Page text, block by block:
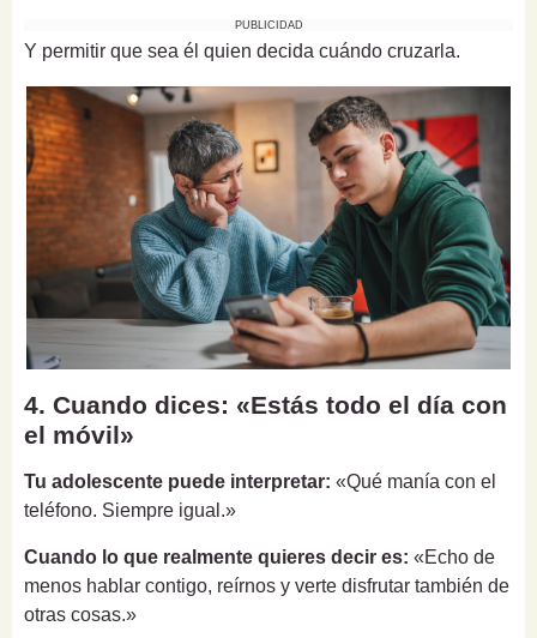
PUBLICIDAD
Y permitir que sea él quien decida cuándo cruzarla.
4. Cuando dices: «Estás todo el día con
el móvil»
Tu adolescente puede interpretar: «Qué manía con el
teléfono. Siempre igual.»
Cuando lo que realmente quieres decir es: «Echo de
menos hablar contigo, reírnos y verte disfrutar también de
otras cosas.»